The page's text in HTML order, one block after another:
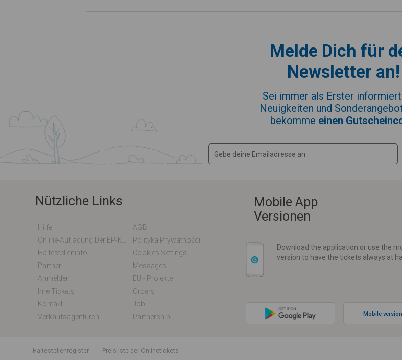
Melde Dich für
Newsletter an!
Sei immer als Erster
Neuigkeiten und
bekomme einen
Nützliche Links
Hilfe
AGB
Polityka Prywatności
Haltestelleninfo
Cookies Settings
Partner
Messages
Anmelden
EU - Projekte
Ihre Tickets
Orders
Kontakt
Job
Verkaufsagenturen
Partnership
Mobile App
Versionen
Download the application or use the
version to have the tickets always at
Mobile version
Haltestellenregister Preisliste der Onlinetickets